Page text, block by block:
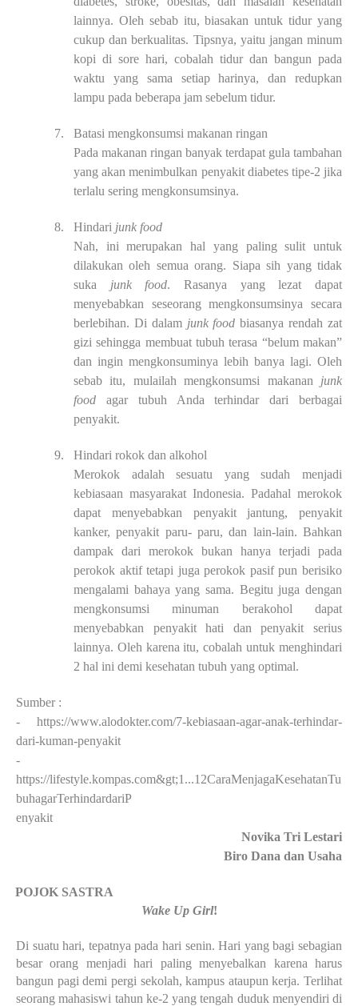
lainnya. Oleh sebab itu, biasakan untuk tidur yang
cukup dan berkualitas. Tipsnya, yaitu jangan minum
kopi di sore hari, cobalah tidur dan bangun pada
waktu yang sama setiap harinya, dan redupkan
lampu pada beberapa jam sebelum tidur.
7.
Batasi mengkonsumsi makanan ringan
Pada makanan ringan banyak terdapat gula tambahan
yang akan menimbulkan penyakit diabetes tipe-2 jika
terlalu sering mengkonsumsinya.
8. Hindari junk food
Nah, ini merupakan hal yang paling sulit untuk
dilakukan oleh semua orang. Siapa sih yang tidak
suka junk food. Rasanya yang lezat dapat
menyebabkan seseorang
mengkonsumsinya secara
berlebihan. Di dalam junk food biasanya rendah zat
gizi sehingga membuat tubuh terasa “belum makan”
dan ingin mengkonsuminya lebih banya lagi. Oleh
sebab itu, mulailah mengkonsumsi makanan junk
food agar tubuh Anda
terhindar dari berbagai
penyakit.
9. Hindari rokok dan alkohol
Merokok adalah sesuatu yang sudah menjadi
kebiasaan masyarakat Indonesia. Padahal merokok
dapat menyebabkan penyakit jantung, penyakit
kanker, penyakit paru- paru, dan lain-lain. Bahkan
dampak dari merokok bukan hanya terjadi pada
perokok aktif tetapi juga perokok pasif pun berisiko
mengalami bahaya yang sama. Begitu juga dengan
mengkonsumsi minuman berakohol dapat
menyebabkan penyakit hati dan penyakit serius
lainnya. Oleh karena itu, cobalah untuk menghindari
2 hal ini demi kesehatan tubuh yang optimal.
Sumber :
- https://www.alodokter.com/7-kebiasaan-agar-anak-terhindar-
dari-kuman-penyakit
-
https://lifestyle.kompas.com&gt;1...12CaraMenjagaKesehatanTu
buhagarTerhindardariP
enyakit
Novika Tri Lestari
Biro Dana dan Usaha
POJOK SASTRA
Wake Up Girl!
Di suatu hari, tepatnya pada hari senin. Hari yang bagi sebagian
besar orang menjadi hari paling menyebalkan karena harus
bangun pagi demi pergi sekolah, kampus ataupun kerja. Terlihat
seorang mahasiswi tahun ke-2 yang tengah duduk menyendiri di